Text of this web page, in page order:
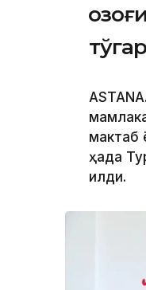
мактаб
ҳақда
қилди.